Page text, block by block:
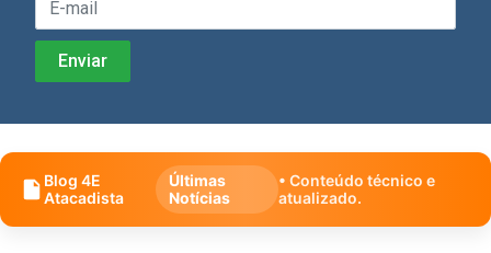
Blog 4E
Atacadista
Últimas
Notícias
• Conteúdo técnico e
atualizado.